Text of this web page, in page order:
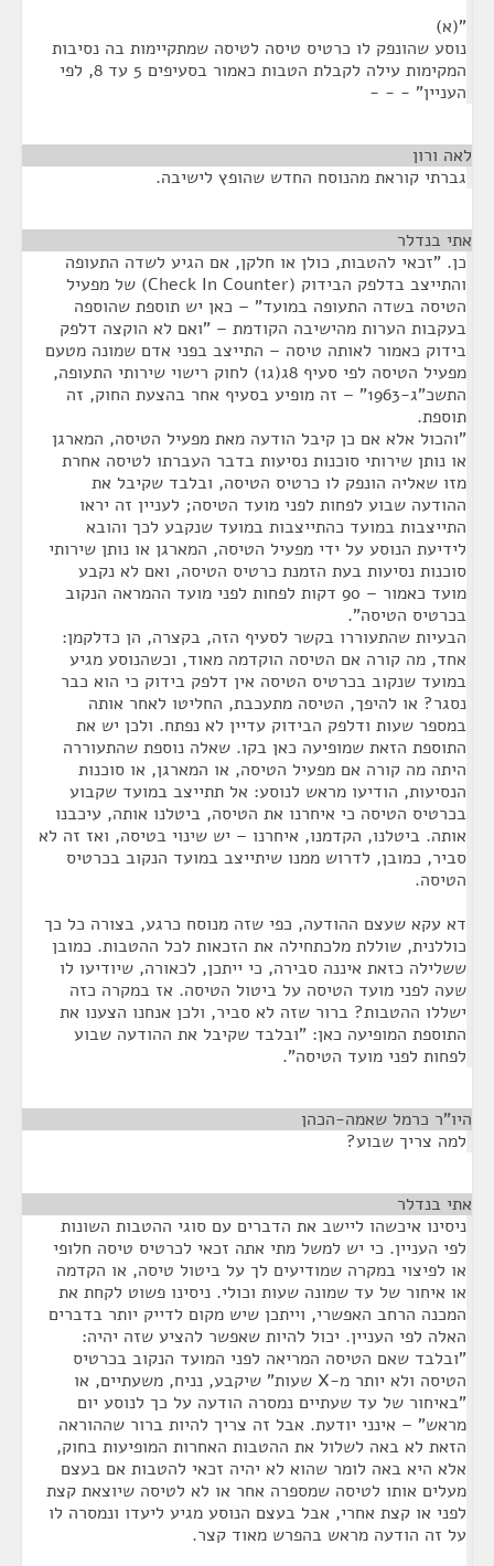
"(א)
נוסע שהונפק לו כרטיס טיסה לטיסה שמתקיימות בה נסיבות
המקימות עילה לקבלת הטבות כאמור בסעיפים 5 עד 8, לפי
העניין" - - -
לאה ורון
גברתי קוראת מהנוסח החדש שהופץ לישיבה.
אתי בנדלר
כן. "זכאי להטבות, כולן או חלקן, אם הגיע לשדה התעופה
והתייצב בדלפק הבידוק (Check In Counter) של מפעיל
הטיסה בשדה התעופה במועד" – כאן יש תוספת שהוספה
בעקבות הערות מהישיבה הקודמת – "ואם לא הוקצה דלפק
בידוק כאמור לאותה טיסה – התייצב בפני אדם שמונה מטעם
מפעיל הטיסה לפי סעיף 8ג(ג1) לחוק רישוי שירותי התעופה,
התשכ"ג-1963" – זה מופיע בסעיף אחר בהצעת החוק, זה
תוספת.
"והכול אלא אם כן קיבל הודעה מאת מפעיל הטיסה, המארגן
או נותן שירותי סוכנות נסיעות בדבר העברתו לטיסה אחרת
מזו שאליה הונפק לו כרטיס הטיסה, ובלבד שקיבל את
ההודעה שבוע לפחות לפני מועד הטיסה; לעניין זה יראו
התייצבות במועד כהתייצבות במועד שנקבע לכך והובא
לידיעת הנוסע על ידי מפעיל הטיסה, המארגן או נותן שירותי
סוכנות נסיעות בעת הזמנת כרטיס הטיסה, ואם לא נקבע
מועד כאמור – 90 דקות לפחות לפני מועד ההמראה הנקוב
בכרטיס הטיסה".
הבעיות שהתעוררו בקשר לסעיף הזה, בקצרה, הן כדלקמן:
אחד, מה קורה אם הטיסה הוקדמה מאוד, וכשהנוסע מגיע
במועד שנקוב בכרטיס הטיסה אין דלפק בידוק כי הוא כבר
נסגר? או להיפך, הטיסה מתעכבת, החליטו לאחר אותה
במספר שעות ודלפק הבידוק עדיין לא נפתח. ולכן יש את
התוספת הזאת שמופיעה כאן בקו. שאלה נוספת שהתעוררה
היתה מה קורה אם מפעיל הטיסה, או המארגן, או סוכנות
הנסיעות, הודיעו מראש לנוסע: אל תתייצב במועד שקבוע
בכרטיס הטיסה כי איחרנו את הטיסה, ביטלנו אותה, עיכבנו
אותה. ביטלנו, הקדמנו, איחרנו – יש שינוי בטיסה, ואז זה לא
סביר, כמובן, לדרוש ממנו שיתייצב במועד הנקוב בכרטיס
הטיסה.
דא עקא שעצם ההודעה, כפי שזה מנוסח כרגע, בצורה כל כך
כוללנית, שוללת מלכתחילה את הזכאות לכל ההטבות. כמובן
ששלילה כזאת איננה סבירה, כי ייתכן, לכאורה, שיודיעו לו
שעה לפני מועד הטיסה על ביטול הטיסה. אז במקרה כזה
ישללו ההטבות? ברור שזה לא סביר, ולכן אנחנו הצענו את
התוספת המופיעה כאן: "ובלבד שקיבל את ההודעה שבוע
לפחות לפני מועד הטיסה".
היו"ר כרמל שאמה-הכהן
למה צריך שבוע?
אתי בנדלר
ניסינו איכשהו ליישב את הדברים עם סוגי ההטבות השונות
לפי העניין. כי יש למשל מתי אתה זכאי לכרטיס טיסה חלופי
או לפיצוי במקרה שמודיעים לך על ביטול טיסה, או הקדמה
או איחור של עד שמונה שעות וכולי. ניסינו פשוט לקחת את
המכנה הרחב האפשרי, וייתכן שיש מקום לדייק יותר בדברים
האלה לפי העניין. יכול להיות שאפשר להציע שזה יהיה:
"ובלבד שאם הטיסה המריאה לפני המועד הנקוב בכרטיס
הטיסה ולא יותר מ-X שעות" שיקבע, נניח, משעתיים, או
"באיחור של עד שעתיים נמסרה הודעה על כך לנוסע יום
מראש" – אינני יודעת. אבל זה צריך להיות ברור שההוראה
הזאת לא באה לשלול את ההטבות האחרות המופיעות בחוק,
אלא היא באה לומר שהוא לא יהיה זכאי להטבות אם בעצם
מעלים אותו לטיסה שמספרה אחר או לא לטיסה שיוצאת קצת
לפני או קצת אחרי, אבל בעצם הנוסע מגיע ליעדו ונמסרה לו
על זה הודעה מראש בהפרש מאוד קצר.